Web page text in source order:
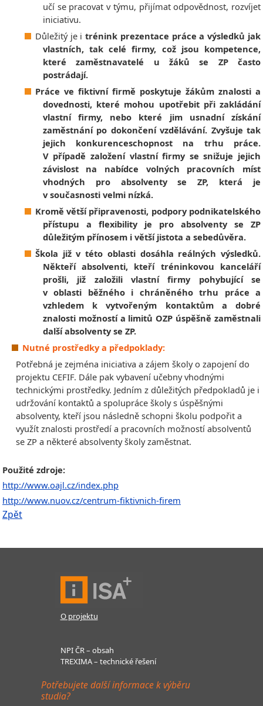
učí se pracovat v týmu, přijímat odpovědnost, rozvíjet
iniciativu.
Důležitý je itrénink prezentace práce a výsledků jak
vlastních, tak celé firmy, což jsou kompetence,
které zaměstnavatelé u žáků se ZP často
postrádají.
Práce ve fiktivní firmě poskytuje žákům znalosti a
dovednosti, které mohou upotřebit při zakládání
vlastní firmy, nebo které jim usnadní získání
zaměstnání po dokončení vzdělávání. Zvyšuje tak
jejich konkurenceschopnost na trhu práce.
V případě založení vlastní firmy se snižuje jejich
závislost na nabídce volných pracovních míst
vhodných pro absolventy se ZP, která je
v současnosti velmi nízká.
Kromě větší připravenosti, podpory podnikatelského
přístupu a flexibility je pro absolventy se ZP
důležitým přínosem i větší jistota a sebedůvěra.
Škola již v této oblasti dosáhla reálných výsledků.
Někteří absolventi, kteří tréninkovou kanceláří
prošli, již založili vlastní firmy pohybující se
v oblasti běžného i chráněného trhu práce a
vzhledem k vytvořeným kontaktům a dobré
znalosti možností a limitů OZP úspěšně zaměstnali
další absolventy se ZP.
Nutné prostředky a předpoklady:
Potřebná je zejména iniciativa a zájem školy o zapojení do
projektu CEFIF. Dále pak vybavení učebny vhodnými
technickými prostředky. Jedním z důležitých předpokladů je i
udržování kontaktů a spolupráce školy s úspěšnými
absolventy, kteří jsou následně schopni školu podpořit a
využít znalosti prostředí a pracovních možností absolventů
se ZP a některé absolventy školy zaměstnat.
Použité zdroje:
http://www.oajl.cz/index.php
http://www.nuov.cz/centrum-fiktivnich-firem
Zpět
O projektu
NPI ČR – obsah
TREXIMA – technické řešení
Potřebujete další informace k výběru
studia?